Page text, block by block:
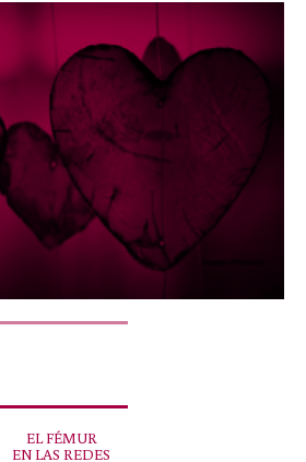
EL FÉMUR
EN LAS REDES